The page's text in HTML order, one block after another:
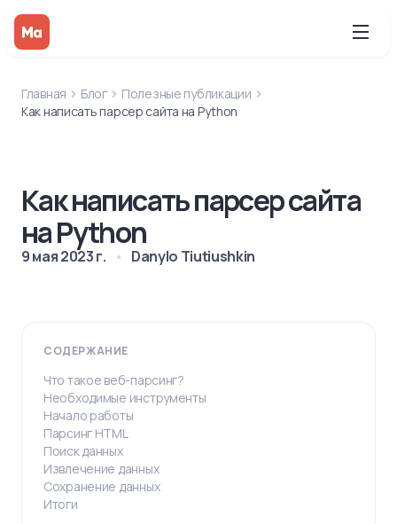
Главная Блог
Полезные публикации
Как написать парсер сайта на Python
Как написать парсер сайта
на Python
9 мая 2023 г. Danylo Tiutiushkin
СОДЕРЖАНИЕ
Что такое веб-парсинг?
Необходимые инструменты
Начало работы
Парсинг HTML
Поиск данных
Извлечение данных
Сохранение данных
Итоги